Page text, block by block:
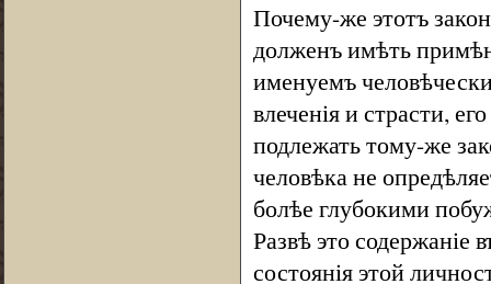
Почему-же этотъ
долженъ имѣть
именуемъ
влеченія и страсти,
подлежать тому-же
человѣка не
болѣе глубокими
Развѣ это содержаніе
состоянія этой